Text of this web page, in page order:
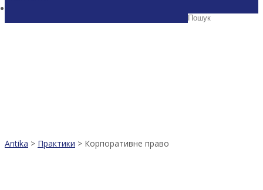
Antika > Практики > Корпоративне право